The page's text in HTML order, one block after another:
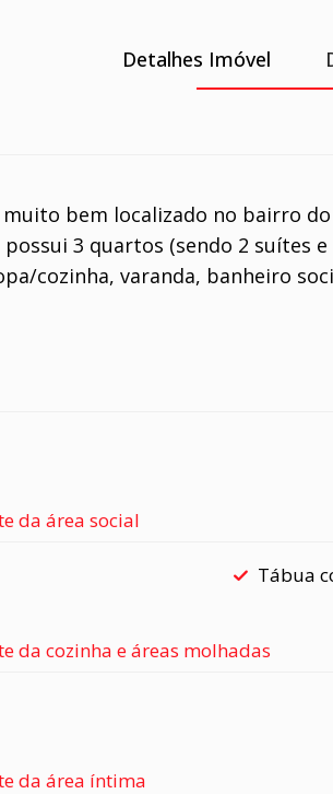
Detalhes Imóvel
bem localizado no bairro
possui 3 quartos (sendo 2 suítes
cozinha, varanda, banheiro
da área social
Tábua
da cozinha e áreas molhadas
da área íntima